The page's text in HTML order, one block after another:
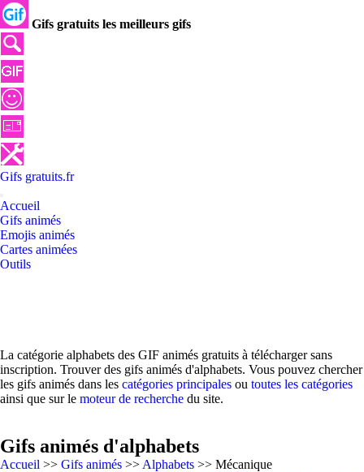
Gifs gratuits les meilleurs gifs
Gifs gratuits.fr
Accueil
Gifs animés
Emojis animés
Cartes animées
Outils
La catégorie alphabets des GIF animés gratuits à télécharger sans
inscription. Trouver des gifs animés d'alphabets. Vous pouvez chercher
les gifs animés dans les catégories principales ou toutes les catégories
ainsi que sur le moteur de recherche du site.
Gifs animés d'alphabets
Accueil >> Gifs animés >> Alphabets >> Mécanique